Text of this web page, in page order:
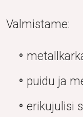
Valmistame:
puidu ja
erikujulisi